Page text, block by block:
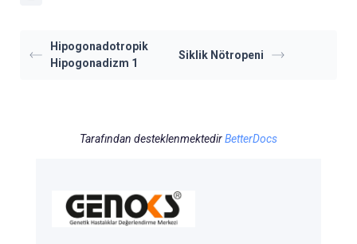
Hipogonadotropik
Hipogonadizm 1
Siklik Nötropeni
Tarafından desteklenmektedirBetterDocs